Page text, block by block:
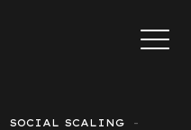
SOCIAL SCALING